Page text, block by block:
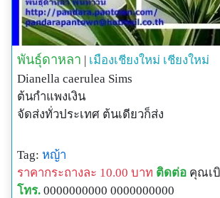
พันธุ์ดาหลา เมืองเชียงใหม่ เชียงใหม่
Dianella caerulea Sims
ต้นกำแพงเงิน
จัดส่งทั่วประเทศ ต้นเดียวก็ส่ง
Tag: หญ้า
ราคากระถางละ 10.00 บาท ติดต่อ คุณเ
โทร. 0000000000 0000000000